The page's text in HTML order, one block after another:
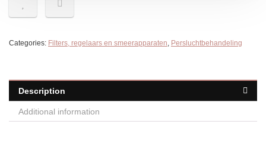
Categories: Filters, regelaars en smeerapparaten, Persluchtbehandeling
Description
Additional information